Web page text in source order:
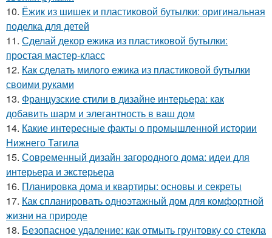
10. Ёжик из шишек и пластиковой бутылки: оригинальная
поделка для детей
11. Сделай декор ежика из пластиковой бутылки:
простая мастер-класс
12. Как сделать милого ежика из пластиковой бутылки
своими руками
13. Французские стили в дизайне интерьера: как
добавить шарм и элегантность в ваш дом
14. Какие интересные факты о промышленной истории
Нижнего Тагила
15. Современный дизайн загородного дома: идеи для
интерьера и экстерьера
16. Планировка дома и квартиры: основы и секреты
17. Как спланировать одноэтажный дом для комфортной
жизни на природе
18. Безопасное удаление: как отмыть грунтовку со стекла